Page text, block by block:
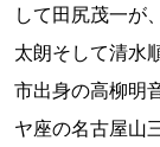
して田尻茂一が
太朗そして清水
市出身の高柳明
ヤ座の名古屋山